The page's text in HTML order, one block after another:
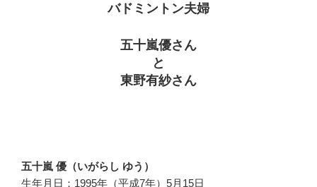
バドミントン夫婦
五十嵐優さん
と
東野有紗さん
五十嵐 優（いがらし ゆう）
生年月日：1995年（平成7年）5月15日